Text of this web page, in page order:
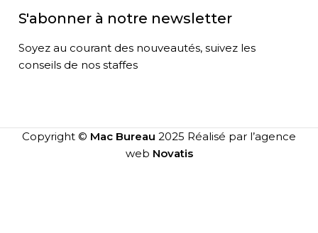
S'abonner à notre newsletter
Soyez au courant des nouveautés, suivez les
conseils de nos staffes
Copyright © Mac Bureau 2025 Réalisé par l’agence
web Novatis